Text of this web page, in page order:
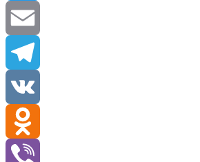
Twitter
Email
Telegram
VK
Odnoklassniki